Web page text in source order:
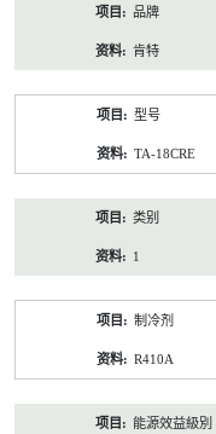
品牌
肯特
型号
TA-18CRE
类别
1
制冷剂
R410A
能源效益級別